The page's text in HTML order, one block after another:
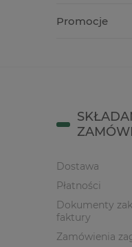
Promocje
Dostawa
Płatności
Dokumenty
faktury
Zamówienia